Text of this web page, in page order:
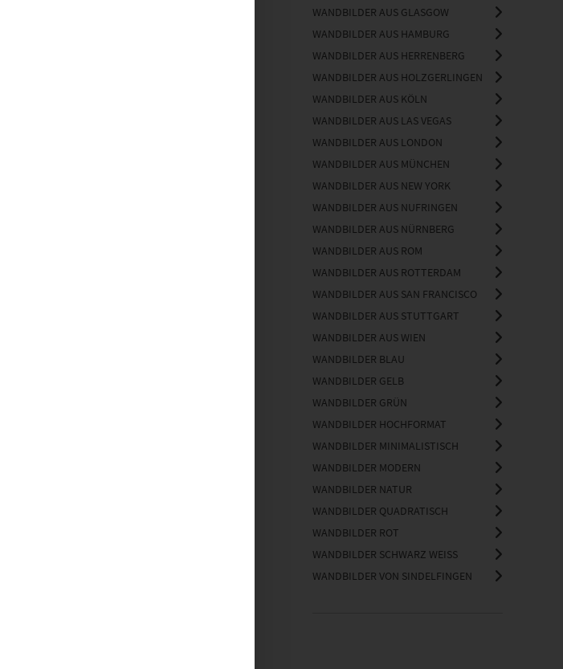
WANDBILDER AUS GLASGOW
WANDBILDER AUS HAMBURG
WANDBILDER AUS HERRENBERG
WANDBILDER AUS HOLZGERLINGEN
WANDBILDER AUS KÖLN
WANDBILDER AUS LAS VEGAS
WANDBILDER AUS LONDON
WANDBILDER AUS MÜNCHEN
WANDBILDER AUS NEW YORK
WANDBILDER AUS NUFRINGEN
WANDBILDER AUS NÜRNBERG
WANDBILDER AUS ROM
WANDBILDER AUS ROTTERDAM
WANDBILDER AUS SAN FRANCISCO
WANDBILDER AUS STUTTGART
WANDBILDER AUS WIEN
WANDBILDER BLAU
WANDBILDER GELB
WANDBILDER GRÜN
WANDBILDER HOCHFORMAT
WANDBILDER MINIMALISTISCH
WANDBILDER MODERN
WANDBILDER NATUR
WANDBILDER QUADRATISCH
WANDBILDER ROT
WANDBILDER SCHWARZ WEISS
WANDBILDER VON SINDELFINGEN